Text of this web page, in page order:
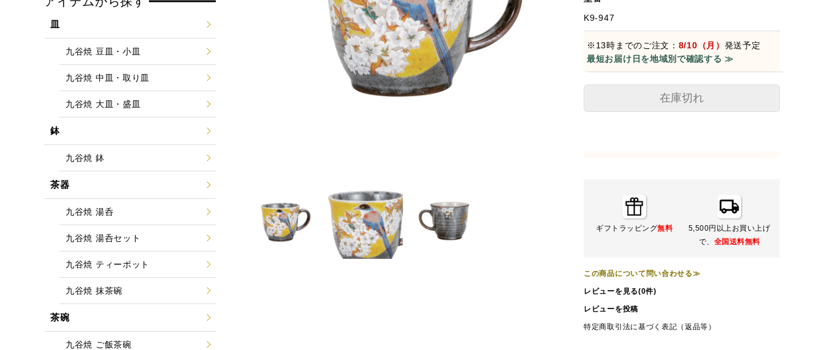
K9-947
※13時までのご注文： 8/10（月） 発送予定
最短お届け日を地域別で確認する ≫
在庫切れ
ギフトラッピング無料
5,500円以上お買い上げ
で、 全国送料無料
この商品について問い合わせる≫
レビューを見る(0件)
レビューを投稿
特定商取引法に基づく表記（返品等）
皿
九谷焼 豆皿・小皿
九谷焼 中皿・取り皿
九谷焼 大皿・盛皿
鉢
九谷焼 鉢
茶器
九谷焼 湯呑
九谷焼 湯呑セット
九谷焼 ティーポット
九谷焼 抹茶碗
茶碗
九谷焼 ご飯茶碗